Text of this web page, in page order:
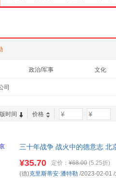
政治/军事
文化
司
时间 价格 -
三十年战争 战火中的德意志 北
¥35.70 定价： ¥68.00 (5.25折)
(德)克里斯蒂安·潘特勒 /2023-02-01 /